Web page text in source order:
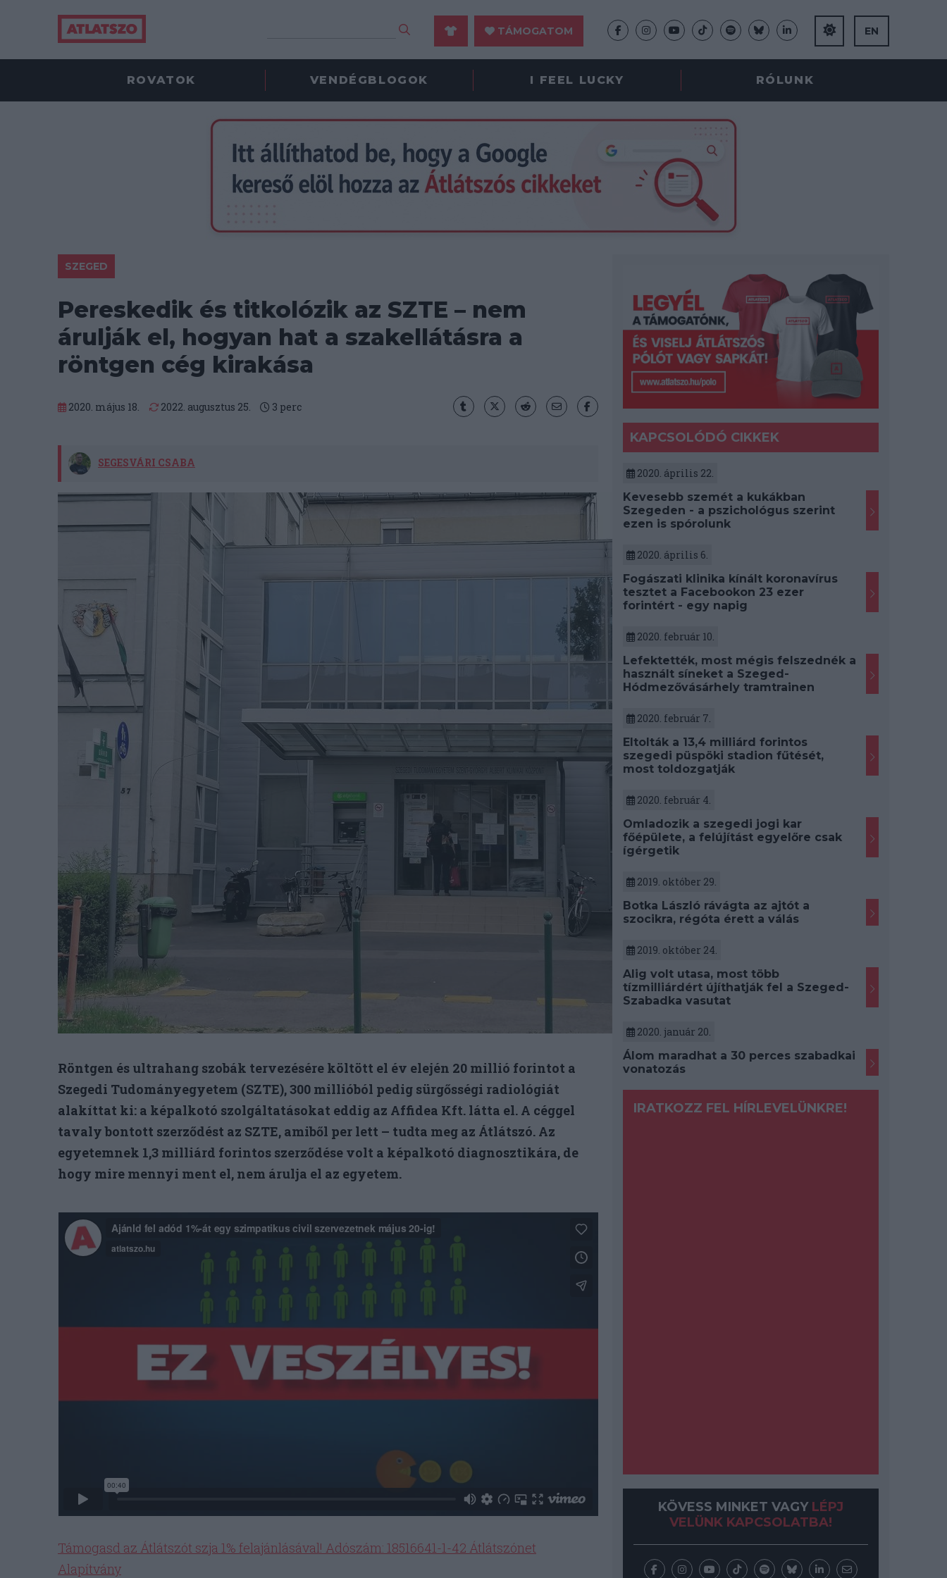
TÁMOGATOM EN
ROVATOK VENDÉGBLOGOK I FEEL LUCKY RÓLUNK
SZEGED
Pereskedik és titkolózik az SZTE – nem
árulják el, hogyan hat a szakellátásra a
röntgen cég kirakása
2020. május 18. 2022. augusztus 25. 3 perc
SEGESVÁRI CSABA
Röntgen és ultrahang szobák tervezésére költött el év elején 20 millió forintot a
Szegedi Tudományegyetem (SZTE), 300 millióból pedig sürgősségi radiológiát
alakíttat ki: a képalkotó szolgáltatásokat eddig az Affidea Kft. látta el. A céggel
tavaly bontott szerződést az SZTE, amiből per lett – tudta meg az Átlátszó. Az
egyetemnek 1,3 milliárd forintos szerződése volt a képalkotó diagnosztikára, de
hogy mire mennyi ment el, nem árulja el az egyetem.
Támogasd az Átlátszót szja 1% felajánlásával! Adószám: 18516641-1-42 Átlátszónet
Alapítvány
KAPCSOLÓDÓ CIKKEK
2020. április 22.
Kevesebb szemét a kukákban
Szegeden - a pszichológus szerint
ezen is spórolunk
2020. április 6.
Fogászati klinika kínált koronavírus
tesztet a Facebookon 23 ezer
forintért - egy napig
2020. február 10.
Lefektették, most mégis felszednék a
használt síneket a Szeged-
Hódmezővásárhely tramtrainen
2020. február 7.
Eltolták a 13,4 milliárd forintos
szegedi püspöki stadion fűtését,
most toldozgatják
2020. február 4.
Omladozik a szegedi jogi kar
főépülete, a felújítást egyelőre csak
ígérgetik
2019. október 29.
Botka László rávágta az ajtót a
szocikra, régóta érett a válás
2019. október 24.
Alig volt utasa, most több
tízmilliárdért újíthatják fel a Szeged-
Szabadka vasutat
2020. január 20.
Álom maradhat a 30 perces szabadkai
vonatozás
IRATKOZZ FEL HÍRLEVELÜNKRE!
KÖVESS MINKET VAGY LÉPJ
VELÜNK KAPCSOLATBA!